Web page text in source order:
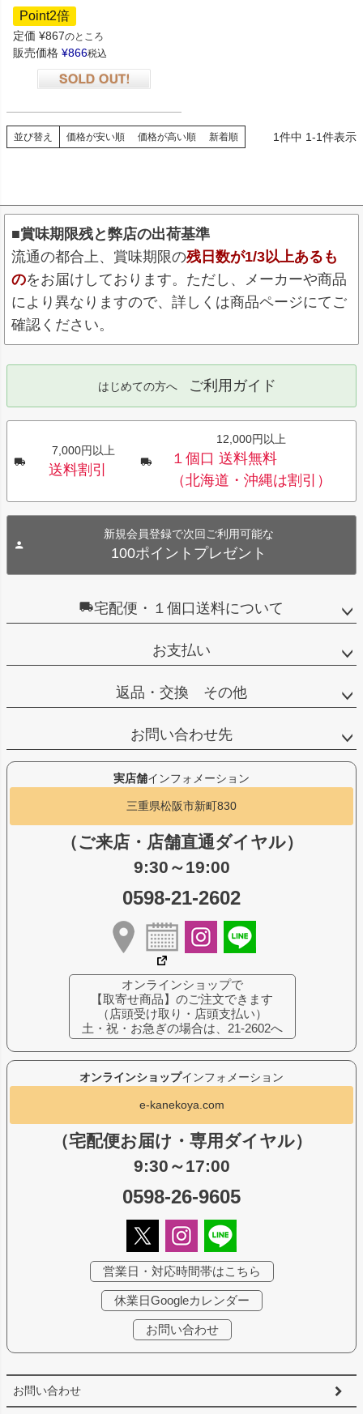
Point2倍
定価 ¥867のところ
販売価格 ¥866税込
並び替え 価格が安い順 価格が高い順 新着順 1件中 1-1件表示
■賞味期限残と弊店の出荷基準
流通の都合上、賞味期限の残日数が1/3以上あるも
のをお届けしております。ただし、メーカーや商品
により異なりますので、詳しくは商品ページにてご
確認ください。
はじめての方へ ご利用ガイド
7,000円以上
送料割引
12,000円以上
１個口 送料無料
（北海道・沖縄は割引）
新規会員登録で次回ご利用可能な
100ポイントプレゼント
宅配便・１個口送料について
お支払い
返品・交換 その他
お問い合わせ先
お問い合わせ
オンラインショップインフォメーション
e-kanekoya.com
（宅配便お届け・専用ダイヤル）
9:30～17:00
0598-26-9605
営業日・対応時間帯はこちら
休業日Googleカレンダー
お問い合わせ
実店舗インフォメーション
三重県松阪市新町830
（ご来店・店舗直通ダイヤル）
9:30～19:00
0598-21-2602
オンラインショップで
【取寄せ商品】のご注文できます
（店頭受け取り・店頭支払い）
土・祝・お急ぎの場合は、21-2602へ